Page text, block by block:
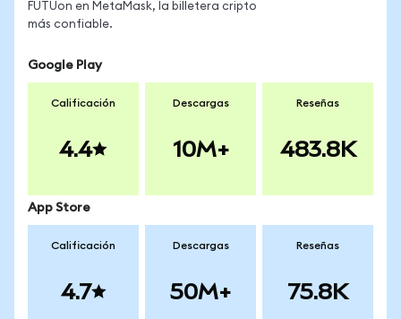
FUTUon en MetaMask, la billetera cripto
más confiable.
Google Play
Calificación
4.4
Descargas
10M+
Reseñas
483.8K
App Store
Calificación
4.7
Descargas
50M+
Reseñas
75.8K